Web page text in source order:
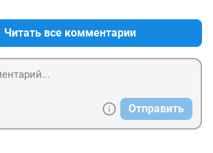
Читать все комментарии
Отправить